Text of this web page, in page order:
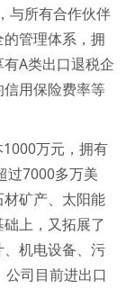
与所有合作伙伴
管理体系，拥
A类出口退税企
用保险费率等
万元，拥有
过7000多万美
矿产、太阳能
上，又拓展了
机电设备、污
司目前进出口